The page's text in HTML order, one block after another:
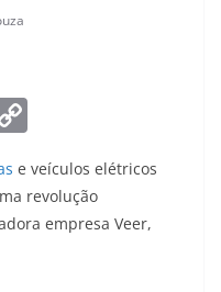
p
y
e veículos elétricos
revolução
empresa Veer,